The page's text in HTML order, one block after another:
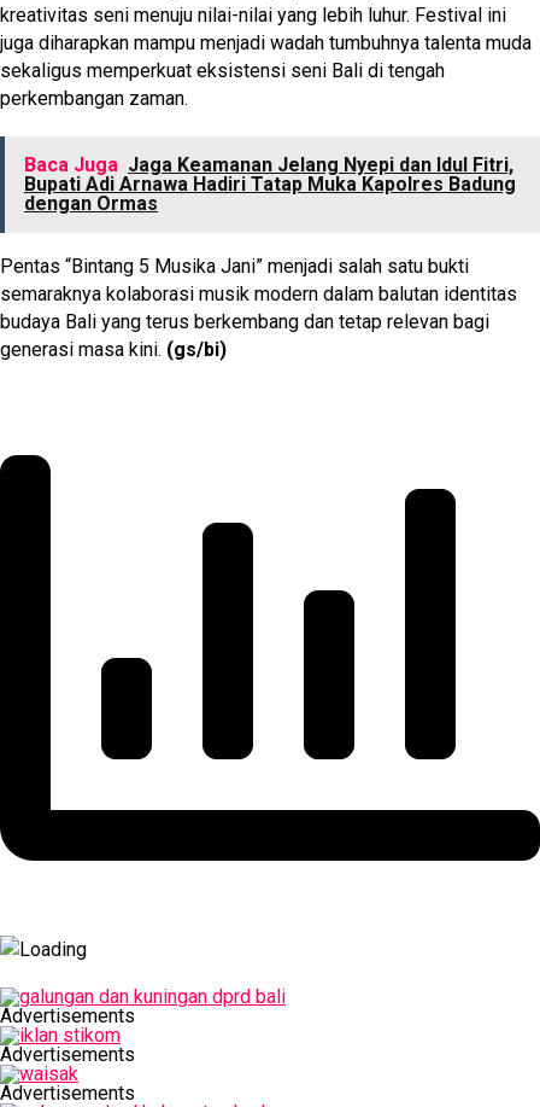
kreativitas seni menuju nilai-nilai yang lebih luhur. Festival ini
juga diharapkan mampu menjadi wadah tumbuhnya talenta muda
sekaligus memperkuat eksistensi seni Bali di tengah
perkembangan zaman.
Baca Juga Jaga Keamanan Jelang Nyepi dan Idul Fitri,
Bupati Adi Arnawa Hadiri Tatap Muka Kapolres Badung
dengan Ormas
Pentas “Bintang 5 Musika Jani” menjadi salah satu bukti
semaraknya kolaborasi musik modern dalam balutan identitas
budaya Bali yang terus berkembang dan tetap relevan bagi
generasi masa kini. (gs/bi)
Advertisements
Advertisements
Advertisements